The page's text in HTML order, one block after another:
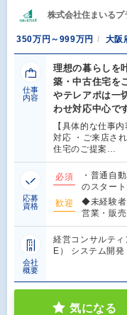
株式会社住まいる
350万円～999万円 大阪
仕事
内容
理想の暮らしを
築・中古住宅を
やテレアポは一
わせ対応中心で
【具体的な仕事
対応 ・ご来店さ
住宅のご提案…
応募
資格
必須
・普通自
のスター
歓迎
◆未経験
営業・販
会社
概要
経営コンサルテ
E） システム開発
気になる